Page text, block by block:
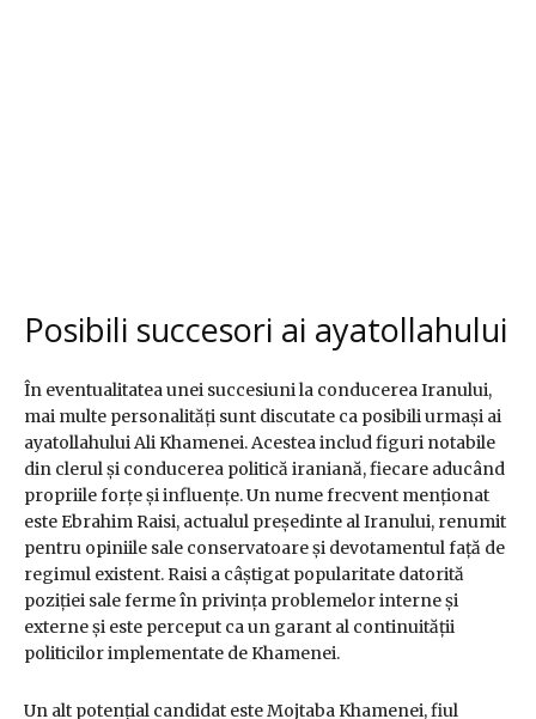
Posibili succesori ai ayatollahului
În eventualitatea unei succesiuni la conducerea Iranului,
mai multe personalități sunt discutate ca posibili urmași ai
ayatollahului Ali Khamenei. Acestea includ figuri notabile
din clerul și conducerea politică iraniană, fiecare aducând
propriile forțe și influențe. Un nume frecvent menționat
este Ebrahim Raisi, actualul președinte al Iranului, renumit
pentru opiniile sale conservatoare și devotamentul față de
regimul existent. Raisi a câștigat popularitate datorită
poziției sale ferme în privința problemelor interne și
externe și este perceput ca un garant al continuității
politicilor implementate de Khamenei.
Un alt potențial candidat este Mojtaba Khamenei, fiul